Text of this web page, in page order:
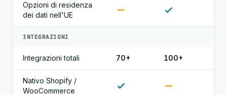
Opzioni di residenza
dei dati nell'UE
INTEGRAZIONI
Integrazioni totali 70+ 100+
Nativo Shopify /
WooCommerce